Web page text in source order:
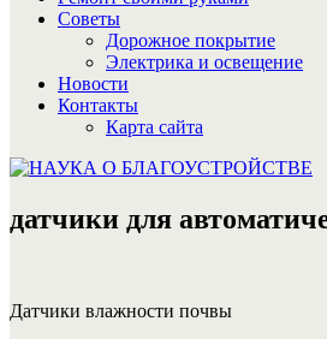
Советы
Дорожное покрытие
Электрика и освещение
Новости
Контакты
Карта сайта
датчики для
Датчики влажности почвы